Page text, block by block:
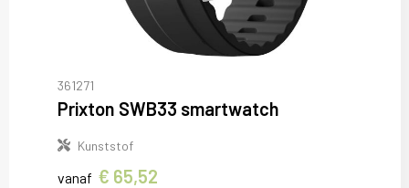
361271
Prixton SWB33 smartwatch
Kunststof
vanaf € 65,52